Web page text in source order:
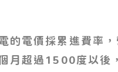
的電價採累進費率
月超過1500度以後